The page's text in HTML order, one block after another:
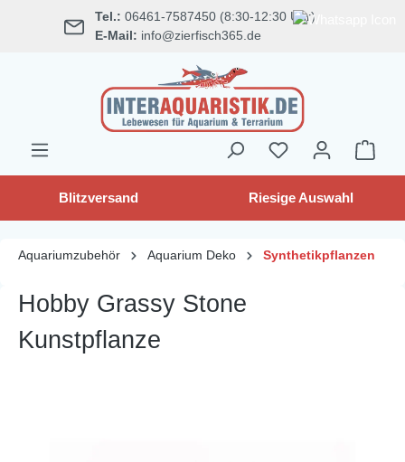
springen Tel.: 06461-7587450 (8:30-12:30 Uhr)
E-Mail: info@zierfisch365.de
Blitzversand Riesige Auswahl
Aquariumzubehör Aquarium Deko Synthetikpflanzen
Hobby Grassy Stone
Kunstpflanze